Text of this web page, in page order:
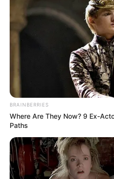
BRAINBERRIES
Where Are They Now? 9 Ex-
Paths